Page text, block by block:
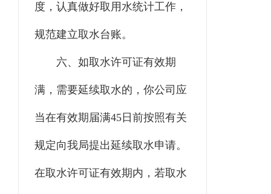
度，认真做好取用水统计工作，
规范建立取水台账。
六、 如取水许可证有效期
满，需要延续取水的，你公司 应
当在有效期届满45 日前按照有关
规定向我局提出延续取水申请。
在取水许可证有效期内，若取水